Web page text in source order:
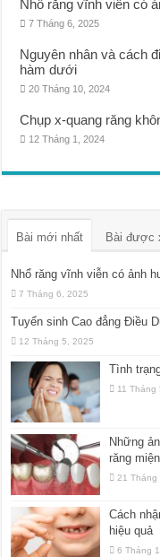
Nhổ răng vĩnh viễn có
7 Tháng 6, 2025
Nguyên nhân và cách
hàm dưới
20 Tháng 10, 2024
Chụp x-quang răng
12 Tháng 1, 2024
Bài mới nhất Bài được
Nhổ răng vĩnh viễn có ảnh
7 Tháng 6, 2025
Tuyển sinh Cao đẳng Điều
12 Tháng 5, 2025
Tình
11 Tháng
Những
răng
21 Tháng
Cách
hiệu quả
6 Tháng